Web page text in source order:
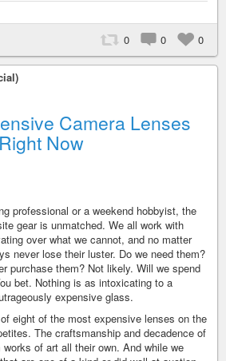
0 0 0
Camera Lenses
Now
professional or a weekend hobbyist, the
gear is unmatched. We all work with
over what we cannot, and no matter
never lose their luster. Do we need them?
purchase them? Not likely. Will we spend
bet. Nothing is as intoxicating to a
expensive glass.
eight of the most expensive lenses on the
The craftsmanship and decadence of
of art all their own. And while we